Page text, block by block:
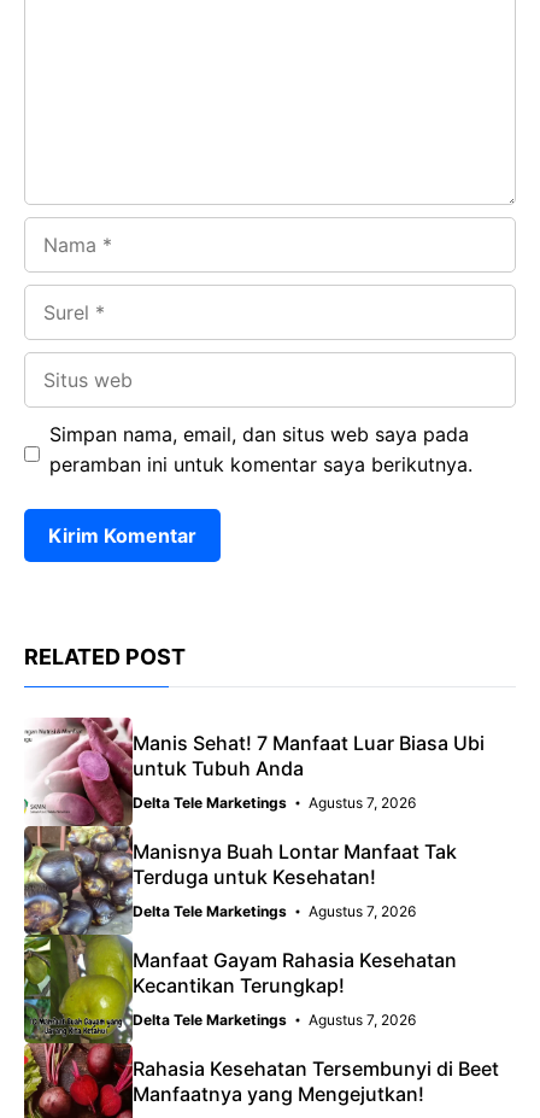
Simpan nama, email, dan situs web saya pada
peramban ini untuk komentar saya berikutnya.
RELATED POST
Manis Sehat! 7 Manfaat Luar Biasa Ubi
untuk Tubuh Anda
Delta Tele Marketings Agustus 7, 2026
Manisnya Buah Lontar Manfaat Tak
Terduga untuk Kesehatan!
Delta Tele Marketings Agustus 7, 2026
Manfaat Gayam Rahasia Kesehatan
Kecantikan Terungkap!
Delta Tele Marketings Agustus 7, 2026
Rahasia Kesehatan Tersembunyi di Beet
Manfaatnya yang Mengejutkan!